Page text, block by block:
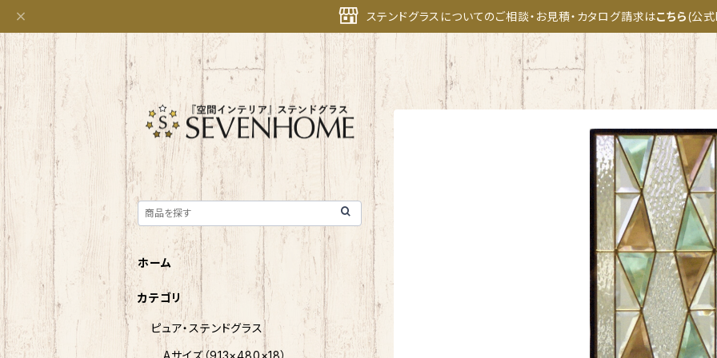
ステンドグラスについてのご相談・お見積・カタログ請求はこちら(公
ホーム
カテゴリ
ピュア・ステンドグラス